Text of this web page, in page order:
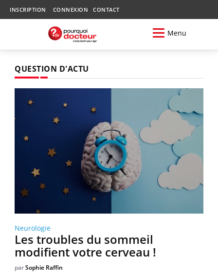
INSCRIPTION CONNEXION CONTACT
Menu
QUESTION D'ACTU
Neurologie
Les troubles du sommeil
modifient votre cerveau !
parSophie Raffin